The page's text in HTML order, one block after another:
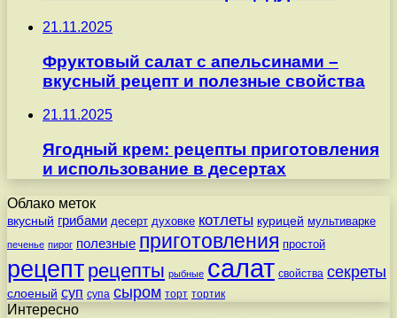
21.11.2025
Фруктовый салат с апельсинами –
вкусный рецепт и полезные свойства
21.11.2025
Ягодный крем: рецепты приготовления
и использование в десертах
Облако меток
вкусный грибами десерт духовке котлеты курицей мультиварке
печенье пирог полезные приготовления простой
рецепт рецепты рыбные салат свойства секреты
слоеный суп супа сыром торт тортик
Интересно